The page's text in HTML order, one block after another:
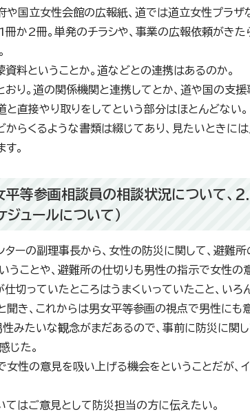
や国立女性会館の広報紙、道では道立女性プラザ
か2冊。単発のチラシや、事業の広報依頼がきた
資料ということか。道などとの連携はあるのか。
おり。道の関係機関と連携してとか、道や国の支
と直接やり取りをしてという部分はほとんどない。
からくるような書類は綴じてあり、見たいときに
。
平等参画相談員の相談状況について、2.
ジュールについて）
ターの副理事長から、女性の防災に関して、避難
うことや、避難所の仕切りも男性の指示で女性
仕切っていたところはうまくいっていたこと、い
聞き、これからは男女平等参画の視点で男性にも
性みたいな観念がまだあるので、事前に防災に関
じた。
女性の意見を吸い上げる機会をということだが、
てはご意見として防災担当の方に伝えたい。